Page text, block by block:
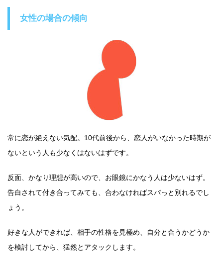
女性の場合の傾向
常に恋が絶えない気配。10代前後から、恋人がいなかった時期が
ないという人も少なくはないはずです。
反面、かなり理想が高いので、お眼鏡にかなう人は少ないはず。
告白されて付き合ってみても、合わなければスパっと別れるでし
ょう。
好きな人ができれば、相手の性格を見極め、自分と合うかどうか
を検討してから、猛然とアタックします。